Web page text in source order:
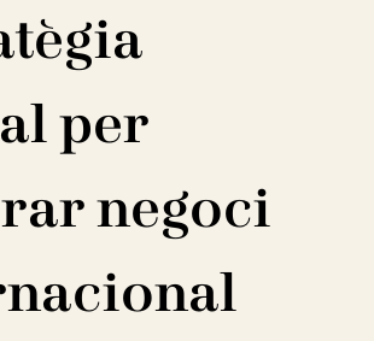
per
negoci